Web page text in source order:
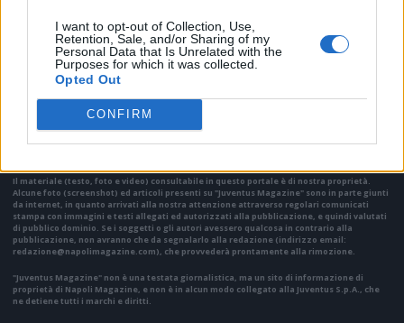
I want to opt-out of Collection, Use,
Retention, Sale, and/or Sharing of my
Personal Data that Is Unrelated with the
Purposes for which it was collected.
Opted Out
CONFIRM
VAI ALLA VERSIONE CLASSICA
Il materiale (testo, foto e video) consultabile in questo portale è di nostra proprietà.
Alcune foto (screenshot) ed articoli presenti su "Juventus Magazine" sono in parte giunti
da internet, in quanto arrivati alla nostra attenzione attraverso regolari comunicati
stampa con immagini e testi allegati ed autorizzati alla pubblicazione, e quindi valutati
di pubblico dominio. Se i soggetti o gli autori avessero qualcosa in contrario alla
pubblicazione, non avranno che da segnalarlo alla redazione (indirizzo email:
redazione@napolimagazine.com), che provvederà prontamente alla rimozione.
"Juventus Magazine" non è una testata giornalistica, ma un sito di informazione di
proprietà di Napoli Magazine, e non è in alcun modo collegato alla Juventus S.p.A., che
ne detiene tutti i marchi e diritti.